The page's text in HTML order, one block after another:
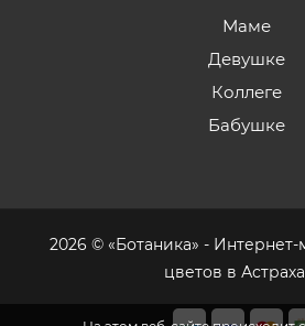
Маме
Девушке
Коллеге
Бабушке
2026 © «Ботаника» - Интернет-
цветов в